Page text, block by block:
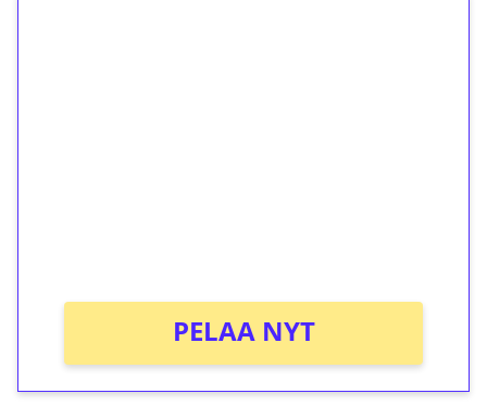
PELAA NYT